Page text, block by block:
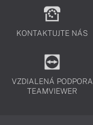
KONTAKTUJTE NÁS
VZDIALENÁ PODPORA
TEAMVIEWER